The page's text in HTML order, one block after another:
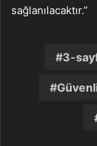
sağlanılacaktır.”
3-